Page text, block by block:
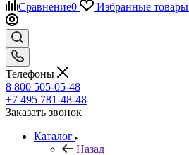
Сравнение0 Избранные товары
Телефоны
8 800 505-05-48
+7 495 781-48-48
Заказать звонок
Каталог
Назад